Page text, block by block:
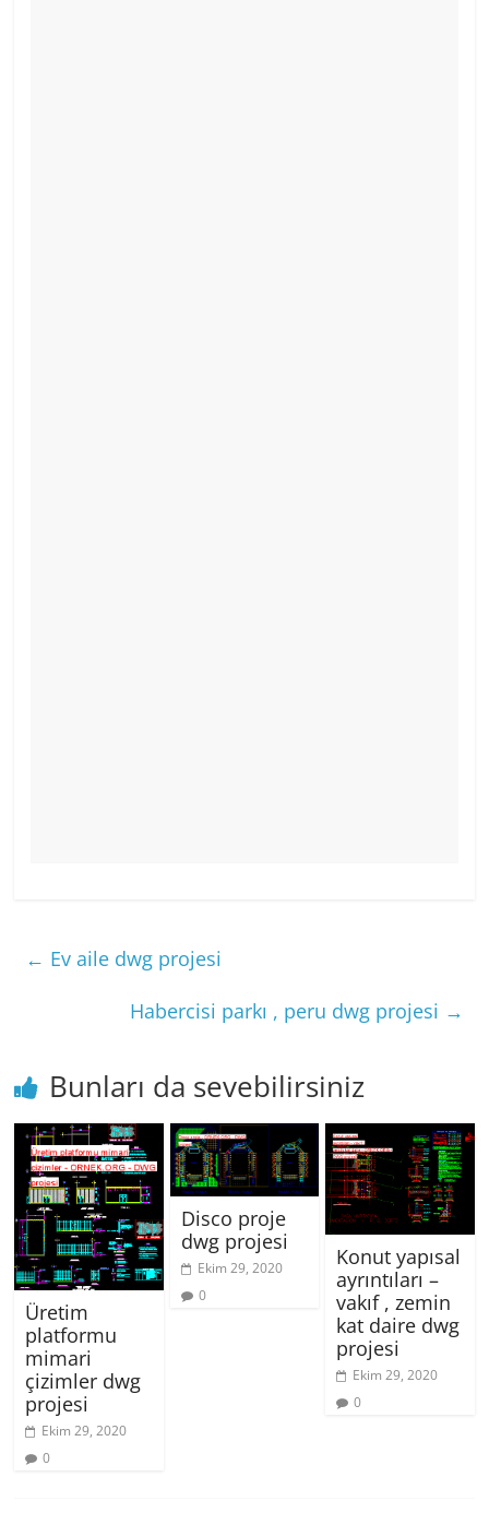
← Ev aile dwg projesi
Habercisi parkı , peru dwg projesi →
Bunları da sevebilirsiniz
Üretim
platformu
mimari
çizimler dwg
projesi
Ekim 29, 2020
0
Disco proje
dwg projesi
Ekim 29, 2020
0
Konut yapısal
ayrıntıları –
vakıf , zemin
kat daire dwg
projesi
Ekim 29, 2020
0